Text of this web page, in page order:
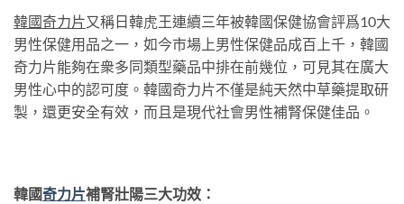
韓國奇力片又稱日韓虎王連續三年被韓國保健協會評爲10大
男性保健用品之一，如今市場上男性保健品成百上千，韓國
奇力片能夠在衆多同類型藥品中排在前幾位，可見其在廣大
男性心中的認可度。韓國奇力片不僅是純天然中草藥提取研
製，還更安全有效，而且是現代社會男性補腎保健佳品。
韓國奇力片補腎壯陽三大功效：